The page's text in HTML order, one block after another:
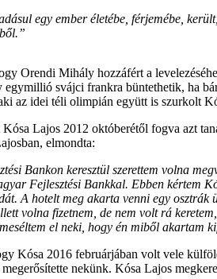
egy ember életébe, férjemébe,
Orendi Mihály hozzáfért a
svájci frankra büntethetik, ha
az idei téli olimpián együtt is szurkolt
Kósa Lajos 2012 októberétől fogva azt
elmondta:
Bankon keresztül szerettem volna
Fejlesztési Bankkal. Ebben kértem
A hotelt meg akarta venni egy
volna fizetnem, de nem volt rá
el neki, hogy én miből akartam
Kósa 2016 februárjában volt vele
nekünk. Kósa Lajos